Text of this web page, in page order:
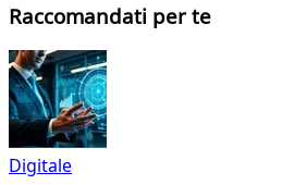
Raccomandati per te
Digitale